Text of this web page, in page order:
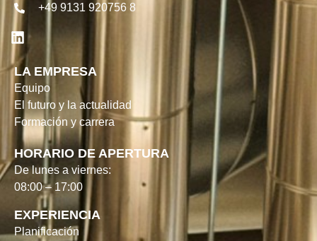
+49 9131 920756 8
LA EMPRESA
Equipo
El futuro y la actualidad
Formación y carrera
HORARIO DE APERTURA
De lunes a viernes:
08:00 – 17:00
EXPERIENCIA
Planificación